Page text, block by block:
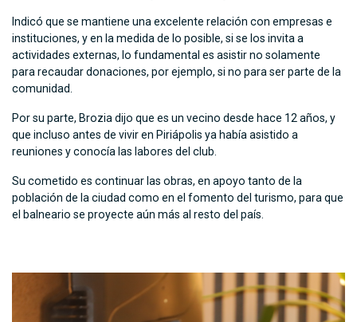
Indicó que se mantiene una excelente relación con empresas e
instituciones, y en la medida de lo posible, si se los invita a
actividades externas, lo fundamental es asistir no solamente
para recaudar donaciones, por ejemplo, si no para ser parte de la
comunidad.
Por su parte, Brozia dijo que es un vecino desde hace 12 años, y
que incluso antes de vivir en Piriápolis ya había asistido a
reuniones y conocía las labores del club.
Su cometido es continuar las obras, en apoyo tanto de la
población de la ciudad como en el fomento del turismo, para que
el balneario se proyecte aún más al resto del país.